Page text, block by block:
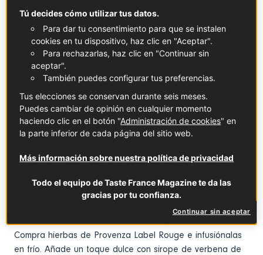
Hierbas de Provenza Label Rouge
Ver la ficha
Piment d’Espelette DOPVainilla de Tahití
Delicia herbal a las hierbas de
Compra hierbas de Provenza Label Rouge e infusiónalas
en frío. Añade un toque dulce con sirope de verbena de
Tú decides cómo utilizar tus datos.
Para dar tu consentimiento para que se instalen
cookies en tu dispositivo, haz clic en "Aceptar".
Para rechazarlas, haz clic en "Continuar sin
aceptar".
También puedes configurar tus preferencias.
Tus elecciones se conservan durante seis meses.
Puedes cambiar de opinión en cualquier momento
haciendo clic en el botón "Administración de cookies" en
la parte inferior de cada página del sitio web.
Más información sobre nuestra política de privacidad
Todo el equipo de Taste France Magazine te da las
gracias por tu confianza.
Continuar sin aceptar